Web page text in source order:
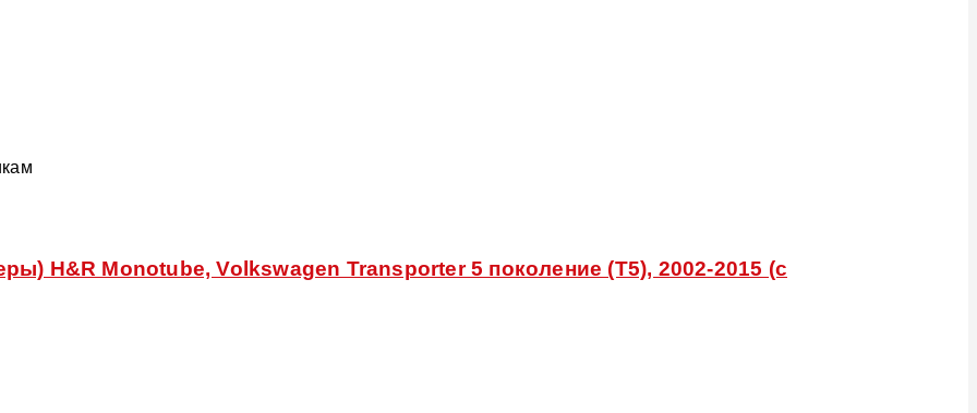
H&R Monotube, Volkswagen Transporter 5 поколение (T5), 2002-2015 (с